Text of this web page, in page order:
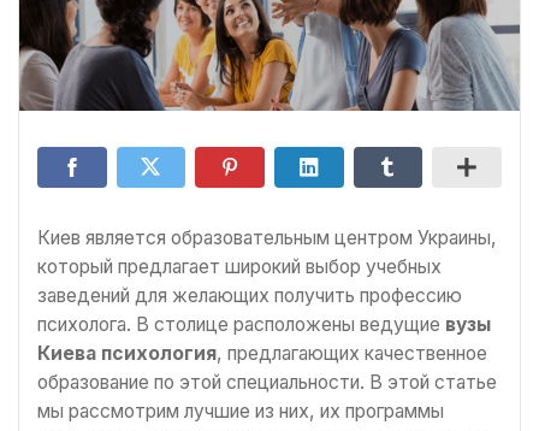
Киев является образовательным центром Украины,
который предлагает широкий выбор учебных
заведений для желающих получить профессию
психолога. В столице расположены ведущие вузы
Киева психология, предлагающих качественное
образование по этой специальности. В этой статье
мы рассмотрим лучшие из них, их программы